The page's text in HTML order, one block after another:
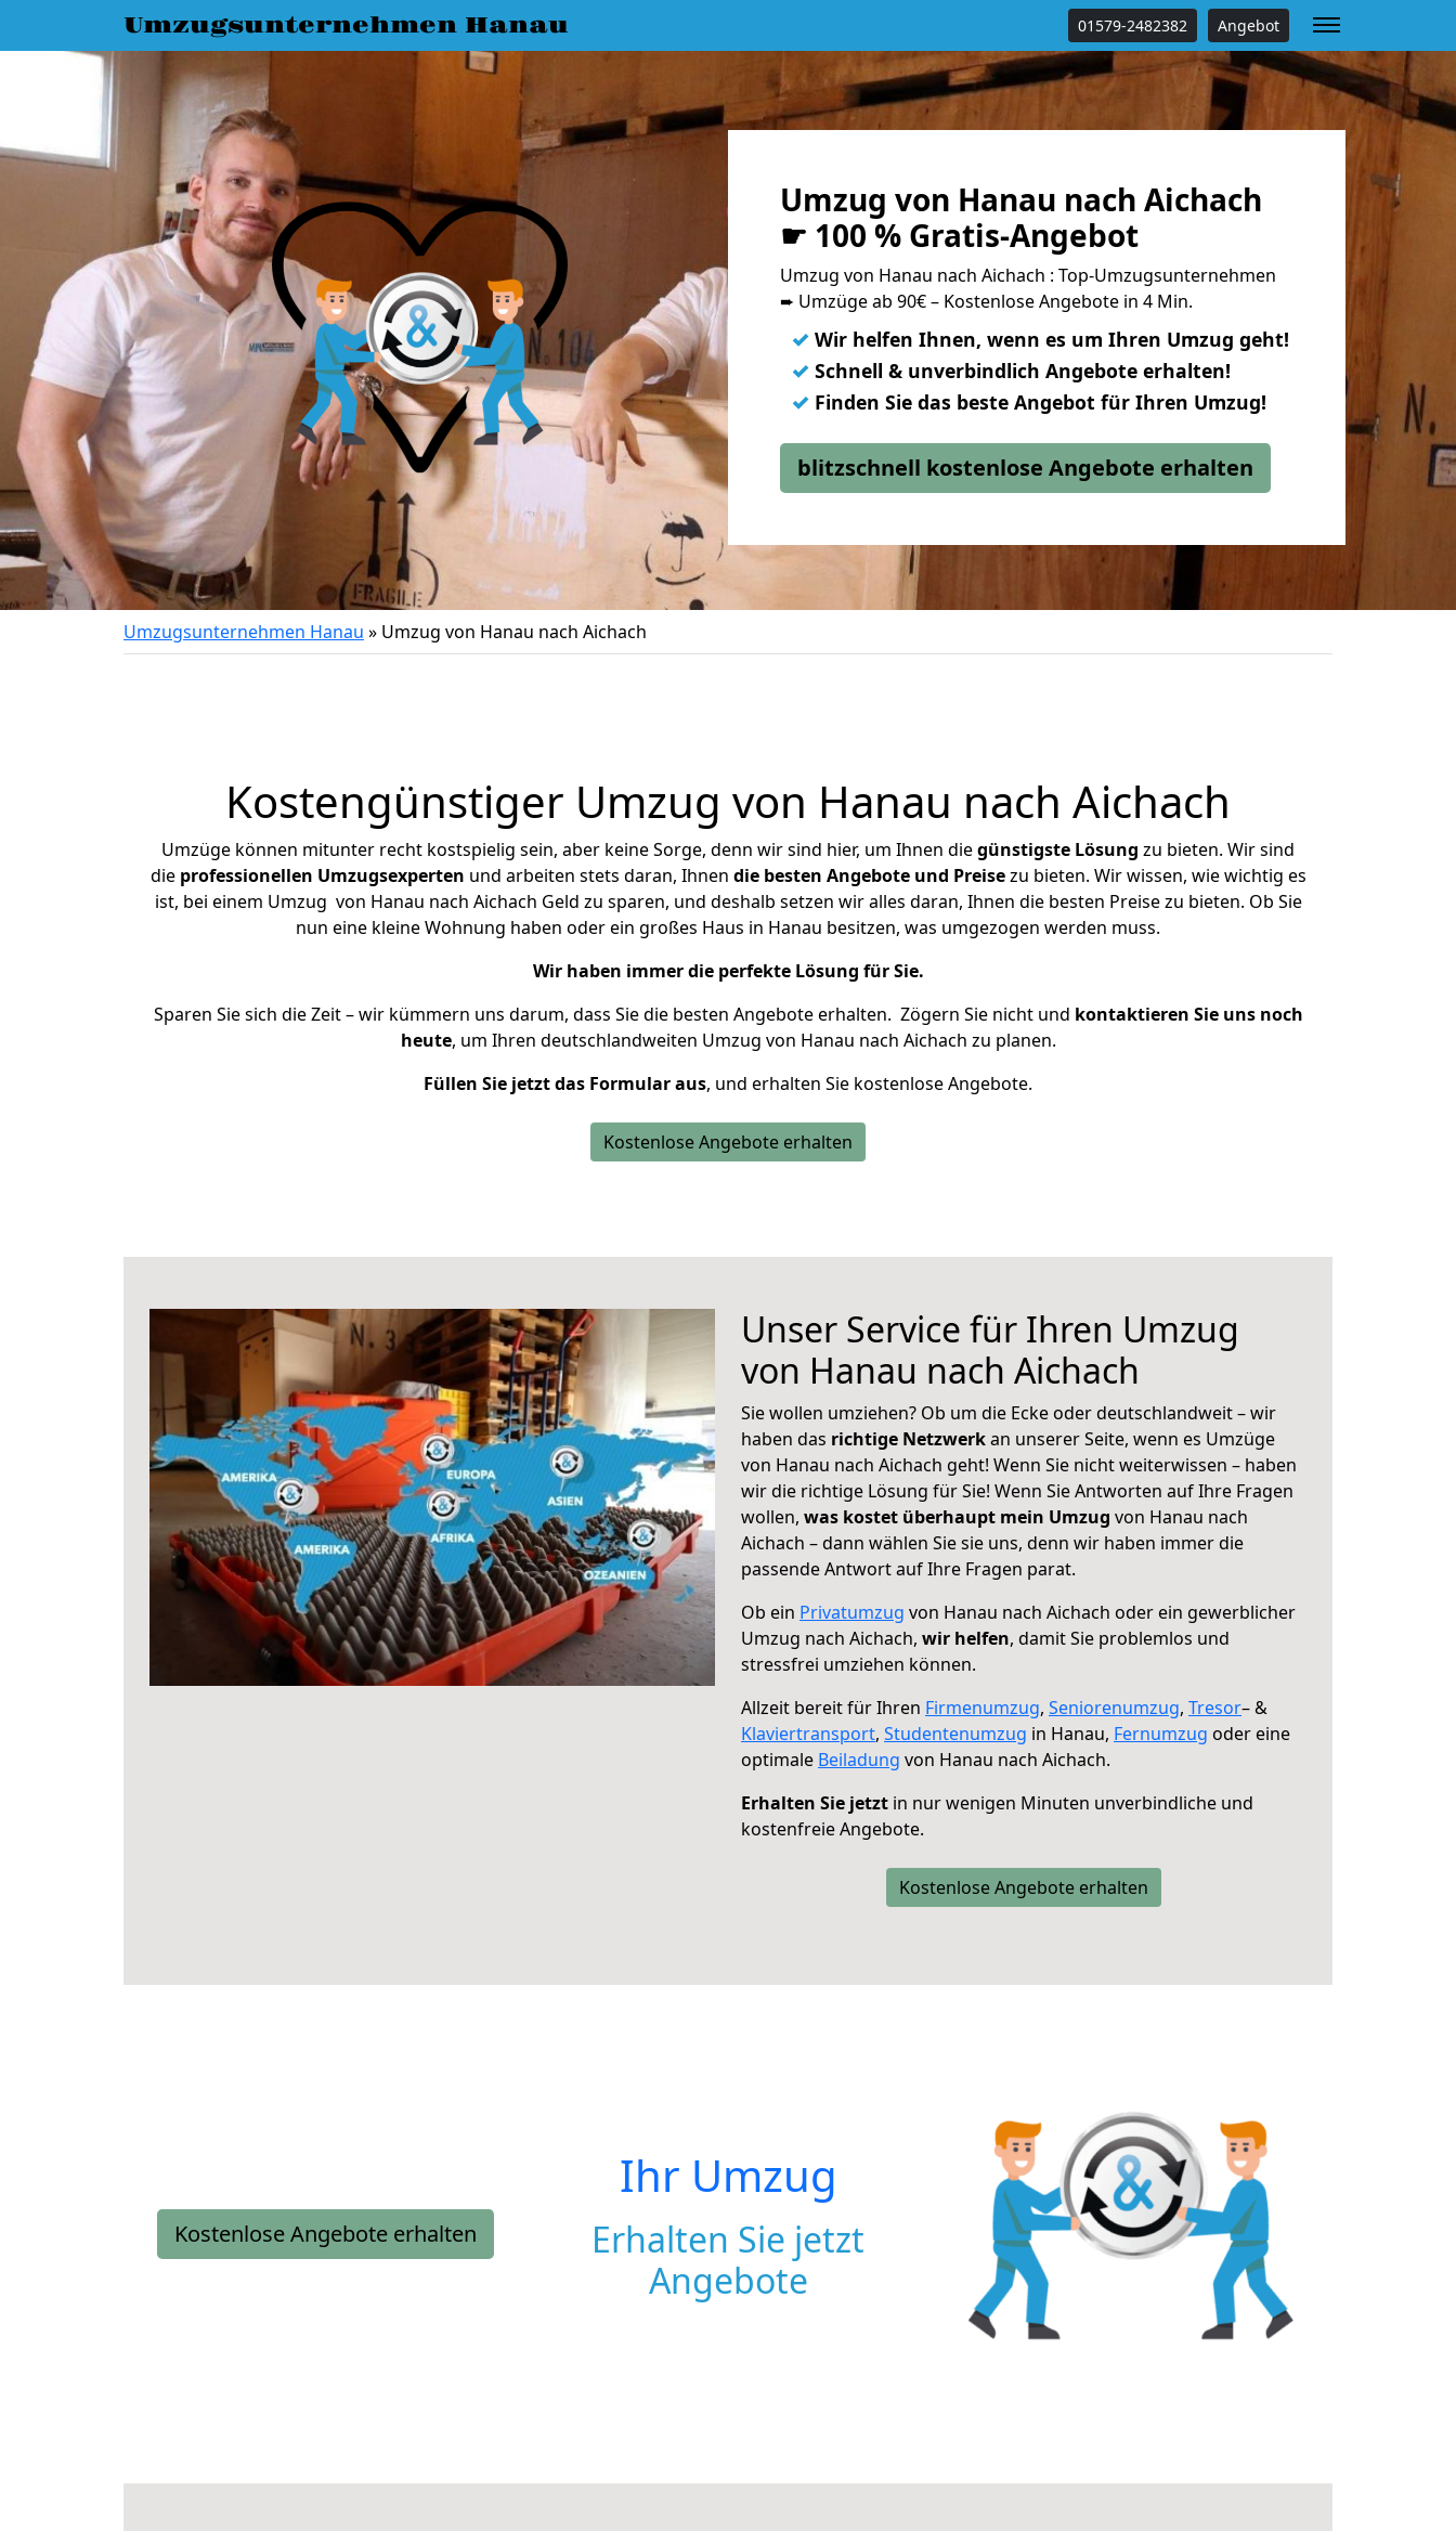
Umzugsunternehmen Hanau 01579-2482382 Angebot
Umzug von Hanau nach Aichach
☛ 100 % Gratis-Angebot
Umzug von Hanau nach Aichach : Top-Umzugsunternehmen
➨ Umzüge ab 90€ – Kostenlose Angebote in 4 Min.
✓ Wir helfen Ihnen, wenn es um Ihren Umzug geht!
✓ Schnell & unverbindlich Angebote erhalten!
✓ Finden Sie das beste Angebot für Ihren Umzug!
blitzschnell kostenlose Angebote erhalten
Umzugsunternehmen Hanau » Umzug von Hanau nach Aichach
Kostengünstiger Umzug von Hanau nach Aichach
Umzüge können mitunter recht kostspielig sein, aber keine Sorge, denn wir sind hier, um Ihnen diegünstigste Lösung zu bieten. Wir sind
die professionellen Umzugsexperten und arbeiten stets daran, Ihnen die besten Angebote und Preisezu bieten. Wir wissen, wie wichtig es
ist, bei einem Umzug von Hanau nach Aichach Geld zu sparen, und deshalb setzen wir alles daran, Ihnen die besten Preise zu bieten. Ob Sie
nun eine kleine Wohnung haben oder ein großes Haus in Hanau besitzen, was umgezogen werden muss.
Wir haben immer die perfekte Lösung für Sie.
Sparen Sie sich die Zeit – wir kümmern uns darum, dass Sie die besten Angebote erhalten. Zögern Sie nicht und kontaktieren Sie uns noch
heute, um Ihren deutschlandweiten Umzug von Hanau nach Aichach zu planen.
Füllen Sie jetzt das Formular aus, und erhalten Sie kostenlose Angebote.
Kostenlose Angebote erhalten
Unser Service für Ihren Umzug
von Hanau nach Aichach
Sie wollen umziehen? Ob um die Ecke oder deutschlandweit – wir
haben das richtige Netzwerkan unserer Seite, wenn es Umzüge
von Hanau nach Aichach geht! Wenn Sie nicht weiterwissen – haben
wir die richtige Lösung für Sie! Wenn Sie Antworten auf Ihre Fragen
wollen, was kostet überhaupt mein Umzug von Hanau nach
Aichach – dann wählen Sie sie uns, denn wir haben immer die
passende Antwort auf Ihre Fragen parat.
Ob ein Privatumzug von Hanau nach Aichach oder ein gewerblicher
Umzug nach Aichach, wir helfen, damit Sie problemlos und
stressfrei umziehen können.
Allzeit bereit für Ihren Firmenumzug, Seniorenumzug, Tresor– &
Klaviertransport, Studentenumzug in Hanau, Fernumzug oder eine
optimale Beiladung von Hanau nach Aichach.
Erhalten Sie jetzt in nur wenigen Minuten unverbindliche und
kostenfreie Angebote.
Kostenlose Angebote erhalten
Kostenlose Angebote erhalten
Ihr Umzug
Erhalten Sie jetzt
Angebote